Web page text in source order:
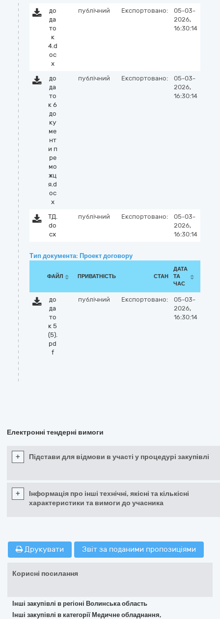
до
да
то
к
4.d
oc
x
публічний Експортовано:
05-03-
2026,
16:30:14
до
да
то
к 6
до
ку
ме
нт
и п
ре
мо
жц
я.d
oc
x
публічний Експортовано:
05-03-
2026,
16:30:14
ТД.
do
cx
публічний Експортовано:
05-03-
2026,
16:30:14
Тип документа: Проект договору
ФАЙЛ ПРИВАТНІСТЬ СТАН
ДАТА
ТА
ЧАС
до
да
то
к 5
(5).
pd
f
публічний Експортовано:
05-03-
2026,
16:30:14
Електронні тендерні вимоги
+ Підстави для відмови в участі у процедурі закупівлі
+
Інформація про інші технічні, якісні та кількісні
характеристики та вимоги до учасника
Друкувати Звіт за поданими пропозиціями
Корисні посилання
Інші закупівлі в регіоні Волинська область
Інші закупівлі в категорії Медичне обладнання,